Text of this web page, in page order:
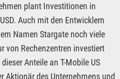
plant Investitionen in
Auch mit den Entwicklern
Namen Stargate noch viele
von Rechenzentren investiert
Anteile an T-Mobile US
Aktionär des Unternehmens und